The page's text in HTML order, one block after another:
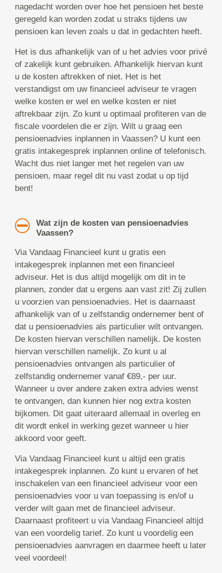
nagedacht worden over hoe het pensioen het beste
geregeld kan worden zodat u straks tijdens uw
pensioen kan leven zoals u dat in gedachten heeft.
Het is dus afhankelijk van of u het advies voor privé
of zakelijk kunt gebruiken. Afhankelijk hiervan kunt
u de kosten aftrekken of niet. Het is het
verstandigst om uw financieel adviseur te vragen
welke kosten er wel en welke kosten er niet
aftrekbaar zijn. Zo kunt u optimaal profiteren van de
fiscale voordelen die er zijn. Wilt u graag een
pensioenadvies inplannen in Vaassen? U kunt een
gratis intakegesprek inplannen online of telefonisch.
Wacht dus niet langer met het regelen van uw
pensioen, maar regel dit nu vast zodat u op tijd
bent!
Wat zijn de kosten van pensioenadvies
Vaassen?
Via Vandaag Financieel kunt u gratis een
intakegesprek inplannen met een financieel
adviseur. Het is dus altijd mogelijk om dit in te
plannen, zonder dat u ergens aan vast zit! Zij zullen
u voorzien van pensioenadvies. Het is daarnaast
afhankelijk van of u zelfstandig ondernemer bent of
dat u pensioenadvies als particulier wilt ontvangen.
De kosten hiervan verschillen namelijk. De kosten
hiervan verschillen namelijk. Zo kunt u al
pensioenadvies ontvangen als particulier of
zelfstandig ondernemer vanaf €89,- per uur.
Wanneer u over andere zaken extra advies wenst
te ontvangen, dan kunnen hier nog extra kosten
bijkomen. Dit gaat uiteraard allemaal in overleg en
dit wordt enkel in werking gezet wanneer u hier
akkoord voor geeft.
Via Vandaag Financieel kunt u altijd een gratis
intakegesprek inplannen. Zo kunt u ervaren of het
inschakelen van een financieel adviseur voor een
pensioenadvies voor u van toepassing is en/of u
verder wilt gaan met de financieel adviseur.
Daarnaast profiteert u via Vandaag Financieel altijd
van een voordelig tarief. Zo kunt u voordelig een
pensioenadvies aanvragen en daarmee heeft u later
veel voordeel!